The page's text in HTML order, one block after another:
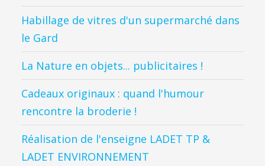
Habillage de vitres d'un supermarché dans
le Gard
La Nature en objets... publicitaires !
Cadeaux originaux : quand l'humour
rencontre la broderie !
Réalisation de l'enseigne LADET TP &
LADET ENVIRONNEMENT